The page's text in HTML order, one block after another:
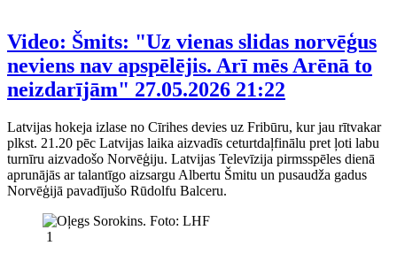
Video: Šmits: "Uz vienas slidas norvēģus
neviens nav apspēlējis. Arī mēs Arēnā to
neizdarījām" 27.05.2026 21:22
Latvijas hokeja izlase no Cīrihes devies uz Fribūru, kur jau rītvakar
plkst. 21.20 pēc Latvijas laika aizvadīs ceturtdaļfinālu pret ļoti labu
turnīru aizvadošo Norvēģiju. Latvijas Televīzija pirmsspēles dienā
aprunājās ar talantīgo aizsargu Albertu Šmitu un pusaudža gadus
Norvēģijā pavadījušo Rūdolfu Balceru.
1